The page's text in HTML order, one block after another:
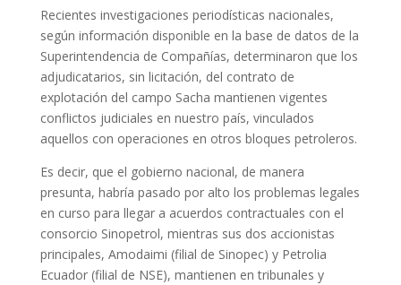
Recientes investigaciones periodísticas nacionales,
según información disponible en la base de datos de la
Superintendencia de Compañías, determinaron que los
adjudicatarios, sin licitación, del contrato de
explotación del campo Sacha mantienen vigentes
conflictos judiciales en nuestro país, vinculados
aquellos con operaciones en otros bloques petroleros.
Es decir, que el gobierno nacional, de manera
presunta, habría pasado por alto los problemas legales
en curso para llegar a acuerdos contractuales con el
consorcio Sinopetrol, mientras sus dos accionistas
principales, Amodaimi (filial de Sinopec) y Petrolia
Ecuador (filial de NSE), mantienen en tribunales y